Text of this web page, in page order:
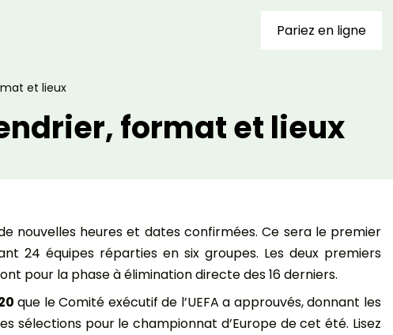
Pariez en ligne
et lieux
format et lieux
nouvelles heures et dates confirmées. Ce sera le premier
24 équipes réparties en six groupes. Les deux premiers
pour la phase à élimination directe des 16 derniers.
que le Comité exécutif de l’UEFA a approuvés, donnant les
sélections pour le championnat d’Europe de cet été. Lisez